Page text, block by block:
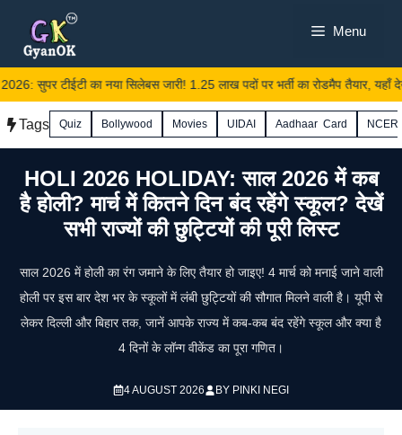
content
Menu
सुपर टीईटी का नया सिलेबस जारी! 1.25 लाख पदों पर भर्ती का रोडमैप तैयार, यहाँ देखें
Tags Quiz Bollywood Movies UIDAI Aadhaar Card
HOLI 2026 HOLIDAY: साल 2026 में कब
है होली? मार्च में कितने दिन बंद रहेंगे स्कूल? देखें
सभी राज्यों की छुट्टियों की पूरी लिस्ट
साल 2026 में होली का रंग जमाने के लिए तैयार हो जाइए! 4 मार्च को मनाई जाने वाली
होली पर इस बार देश भर के स्कूलों में लंबी छुट्टियों की सौगात मिलने वाली है। यूपी से
लेकर दिल्ली और बिहार तक, जानें आपके राज्य में कब-कब बंद रहेंगे स्कूल और क्या है
4 दिनों के लॉन्ग वीकेंड का पूरा गणित।
4 AUGUST 2026 BY PINKI NEGI